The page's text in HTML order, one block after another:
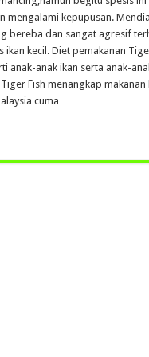
mengalami kepupusan.
bereba dan sangat agresif
ikan kecil. Diet pemakanan
anak-anak ikan serta anak-
Fish menangkap makanan
cuma …